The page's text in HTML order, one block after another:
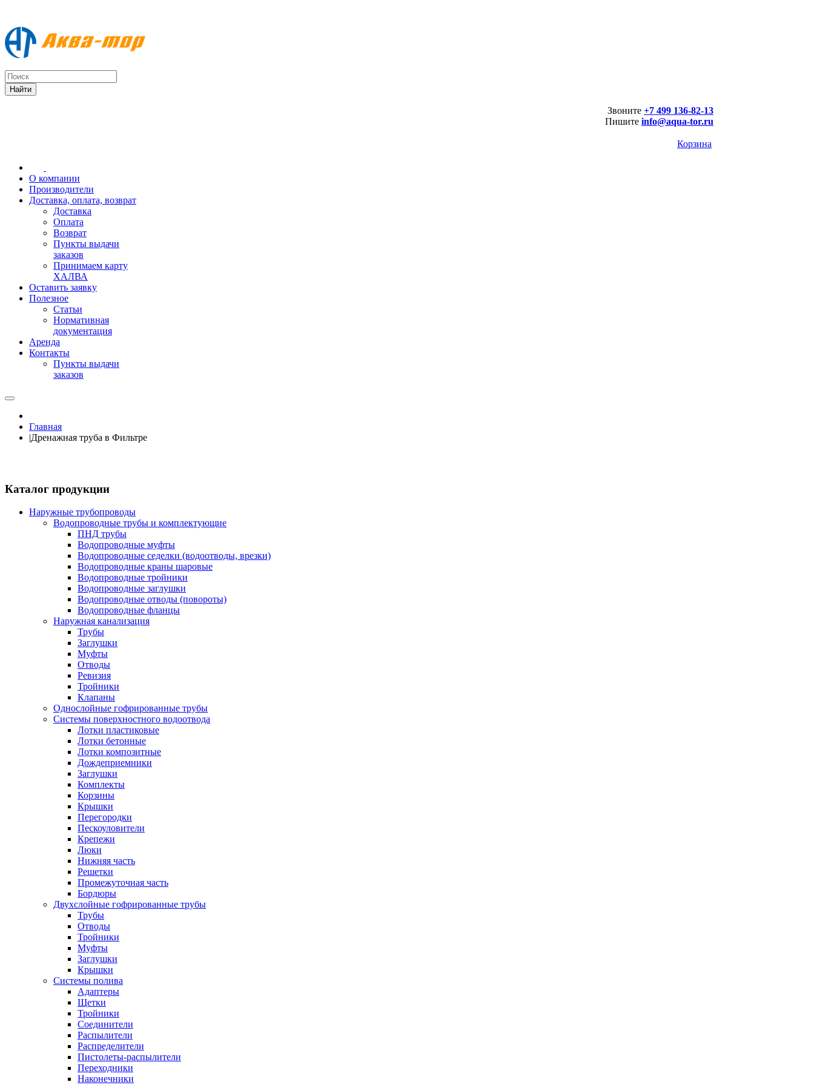
Звоните +7 499 136-82-13
Пишите info@aqua-tor.ru
Корзина
О компании
Производители
Доставка, оплата, возврат
Доставка
Оплата
Возврат
Пункты выдачи
заказов
Принимаем карту
ХАЛВА
Оставить заявку
Полезное
Статьи
Нормативная
документация
Аренда
Контакты
Пункты выдачи
заказов
Главная
|Дренажная труба в Фильтре
Каталог продукции
Наружные трубопроводы
Водопроводные трубы и комплектующие
ПНД трубы
Водопроводные муфты
Водопроводные седелки (водоотводы, врезки)
Водопроводные краны шаровые
Водопроводные тройники
Водопроводные заглушки
Водопроводные отводы (повороты)
Водопроводные фланцы
Наружная канализация
Трубы
Заглушки
Муфты
Отводы
Ревизия
Тройники
Клапаны
Однослойные гофрированные трубы
Системы поверхностного водоотвода
Лотки пластиковые
Лотки бетонные
Лотки композитные
Дождеприемники
Заглушки
Комплекты
Корзины
Крышки
Перегородки
Пескоуловители
Крепежи
Люки
Нижняя часть
Решетки
Промежуточная часть
Бордюры
Двухслойные гофрированные трубы
Трубы
Отводы
Тройники
Муфты
Заглушки
Крышки
Системы полива
Адаптеры
Щетки
Тройники
Соединители
Распылители
Распределители
Пистолеты-распылители
Переходники
Наконечники